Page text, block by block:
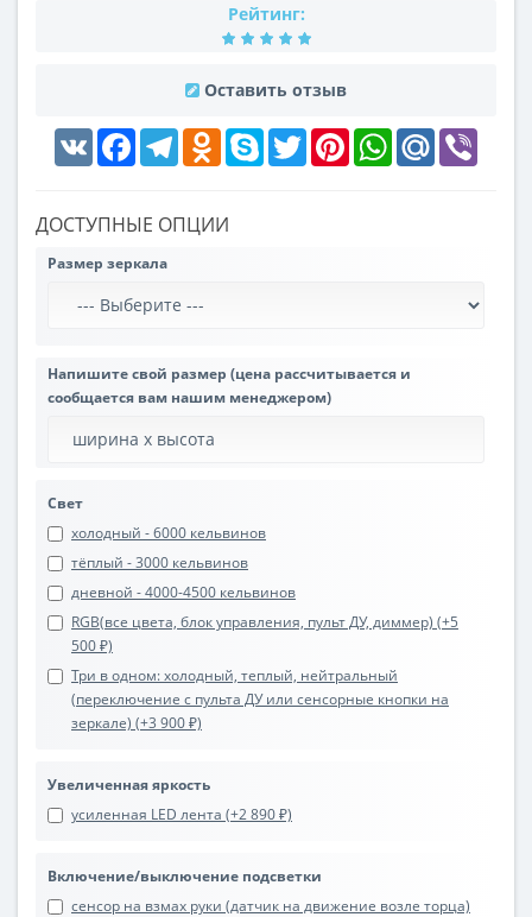
Рейтинг:
Оставить отзыв
VK FacebookTelegramOdnoklassniki
Skype Twitter PinterestWhatsAppMail.Ru
ДОСТУПНЫЕ ОПЦИИ
Размер зеркала
Напишите свой размер (цена рассчитывается и
сообщается вам нашим менеджером)
Свет
холодный - 6000 кельвинов
тёплый - 3000 кельвинов
дневной - 4000-4500 кельвинов
RGB(все цвета, блок управления, пульт ДУ, диммер) (+5
500 ₽)
Три в одном: холодный, теплый, нейтральный
(переключение с пульта ДУ или сенсорные кнопки на
зеркале) (+3 900 ₽)
Увеличенная яркость
усиленная LED лента (+2 890 ₽)
Включение/выключение подсветки
сенсор на взмах руки (датчик на движение возле торца)